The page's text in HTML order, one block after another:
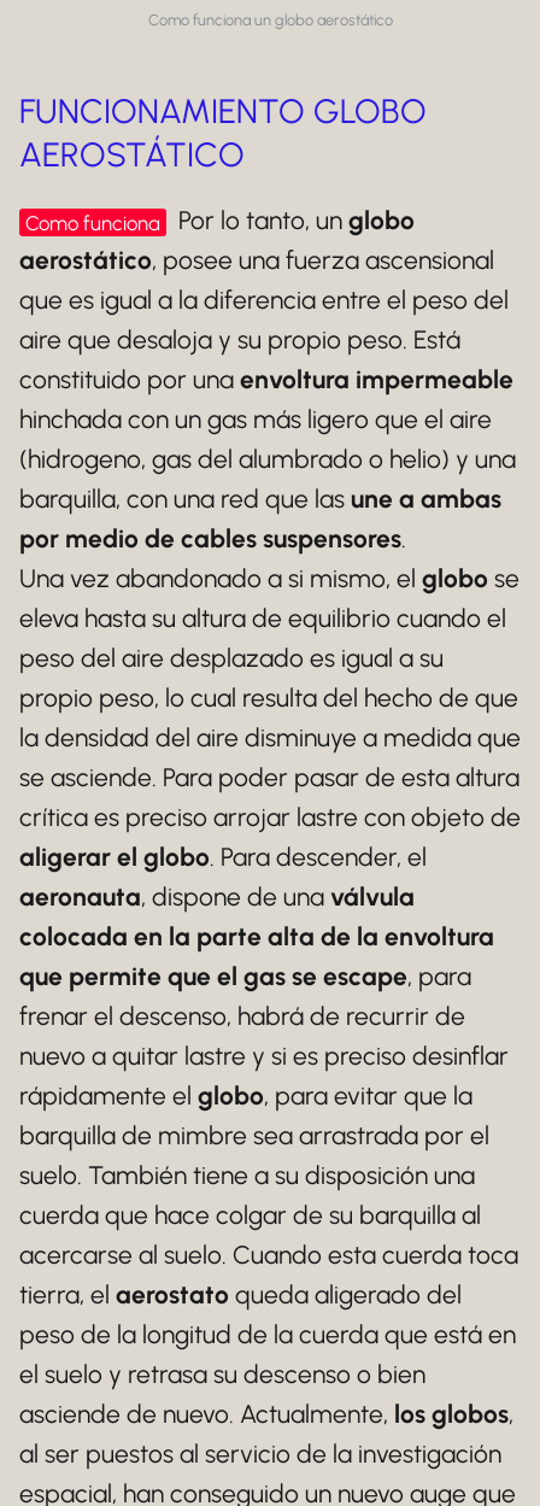
Como funciona un globo aerostático
FUNCIONAMIENTO GLOBO
AEROSTÁTICO
Como funciona Por lo tanto, unglobo
aerostático, posee una fuerza ascensional
que es igual a la diferencia entre el peso del
aire que desaloja y su propio peso. Está
constituido por una envoltura impermeable
hinchada con un gas más ligero que el aire
(hidrogeno, gas del alumbrado o helio) y una
barquilla, con una red que las une a ambas
por medio de cables suspensores.
Una vez abandonado a si mismo, el globo se
eleva hasta su altura de equilibrio cuando el
peso del aire desplazado es igual a su
propio peso, lo cual resulta del hecho de que
la densidad del aire disminuye a medida que
se asciende. Para poder pasar de esta altura
crítica es preciso arrojar lastre con objeto de
aligerar el globo. Para descender, el
aeronauta, dispone de una válvula
colocada en la parte alta de la envoltura
que permite que el gas se escape, para
frenar el descenso, habrá de recurrir de
nuevo a quitar lastre y si es preciso desinflar
rápidamente el globo, para evitar que la
barquilla de mimbre sea arrastrada por el
suelo. También tiene a su disposición una
cuerda que hace colgar de su barquilla al
acercarse al suelo. Cuando esta cuerda toca
tierra, el aerostato queda aligerado del
peso de la longitud de la cuerda que está en
el suelo y retrasa su descenso o bien
asciende de nuevo. Actualmente, los globos,
al ser puestos al servicio de la investigación
espacial, han conseguido un nuevo auge que